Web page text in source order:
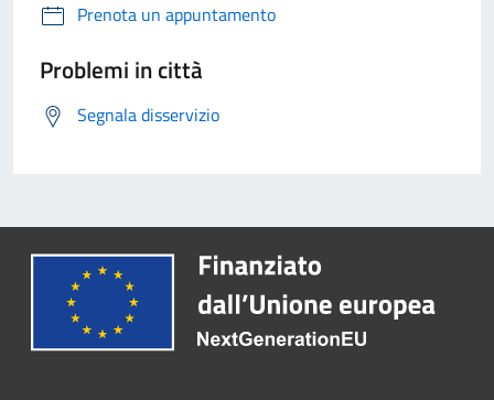
Prenota un appuntamento
Problemi in città
Segnala disservizio